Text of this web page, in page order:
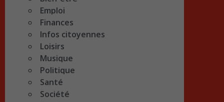
Emploi
Finances
Infos citoyennes
Loisirs
Musique
Politique
Santé
Société